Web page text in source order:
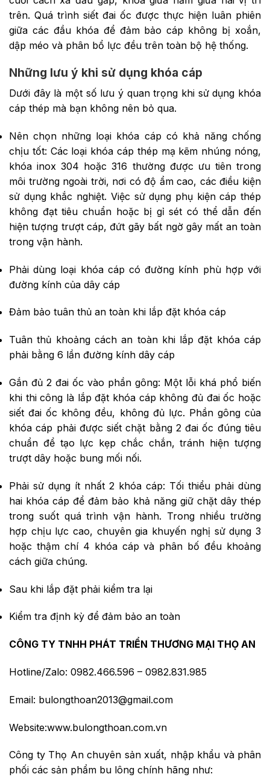
trên. Quá trình siết đai ốc được thực hiện luân phiên
giữa các đầu khóa để đảm bảo cáp không bị xoắn,
dập méo và phân bổ lực đều trên toàn bộ hệ thống.
Những lưu ý khi sử dụng khóa cáp
Dưới đây là một số lưu ý quan trọng khi sử dụng khóa
cáp thép mà bạn không nên bỏ qua.
Nên chọn những loại khóa cáp có khả năng chống
chịu tốt: Các loại khóa cáp thép mạ kẽm nhúng nóng,
khóa inox 304 hoặc 316 thường được ưu tiên trong
môi trường ngoài trời, nơi có độ ẩm cao, các điều kiện
sử dụng khắc nghiệt. Việc sử dụng phụ kiện cáp thép
không đạt tiêu chuẩn hoặc bị gỉ sét có thể dẫn đến
hiện tượng trượt cáp, đứt gãy bất ngờ gây mất an toàn
trong vận hành.
Phải dùng loại khóa cáp có đường kính phù hợp với
đường kính của dây cáp
Đảm bảo tuân thủ an toàn khi lắp đặt khóa cáp
Tuân thủ khoảng cách an toàn khi lắp đặt khóa cáp
phải bằng 6 lần đường kính dây cáp
Gắn đủ 2 đai ốc vào phần gông: Một lỗi khá phổ biến
khi thi công là lắp đặt khóa cáp không đủ đai ốc hoặc
siết đai ốc không đều, không đủ lực. Phần gông của
khóa cáp phải được siết chặt bằng 2 đai ốc đúng tiêu
chuẩn để tạo lực kẹp chắc chắn, tránh hiện tượng
trượt dây hoặc bung mối nối.
Phải sử dụng ít nhất 2 khóa cáp: Tối thiểu phải dùng
hai khóa cáp để đảm bảo khả năng giữ chặt dây thép
trong suốt quá trình vận hành. Trong nhiều trường
hợp chịu lực cao, chuyên gia khuyến nghị sử dụng 3
hoặc thậm chí 4 khóa cáp và phân bố đều khoảng
cách giữa chúng.
Sau khi lắp đặt phải kiểm tra lại
Kiểm tra định kỳ để đảm bảo an toàn
CÔNG TY TNHH PHÁT TRIỂN THƯƠNG MẠI THỌ AN
Hotline/Zalo: 0982.466.596 – 0982.831.985
Email: bulongthoan2013@gmail.com
Website:www.bulongthoan.com.vn
Công ty Thọ An chuyên sản xuất, nhập khẩu và phân
phối các sản phẩm bu lông chính hãng như: